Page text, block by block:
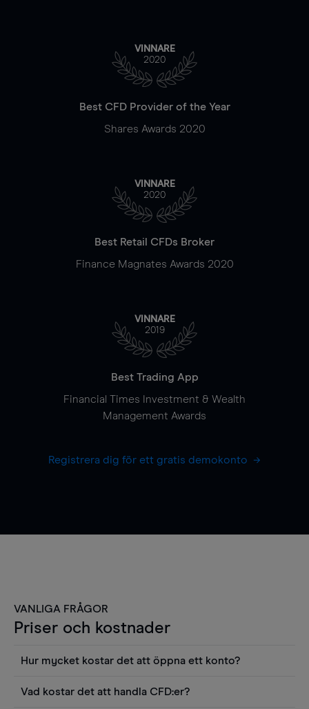
VINNARE
2020
Best CFD Provider of the Year
Shares Awards 2020
VINNARE
2020
Best Retail CFDs Broker
Finance Magnates Awards 2020
VINNARE
2019
Best Trading App
Financial Times Investment & Wealth
Management Awards
Registrera dig för ett gratis demokonto
VANLIGA FRÅGOR
Priser och kostnader
Hur mycket kostar det att öppna ett konto?
Vad kostar det att handla CFD:er?